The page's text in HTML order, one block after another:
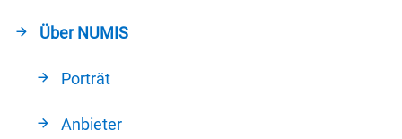
Über NUMIS
Porträt
Anbieter